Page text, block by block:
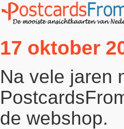
17 oktober
Na vele jaren
de webshop.